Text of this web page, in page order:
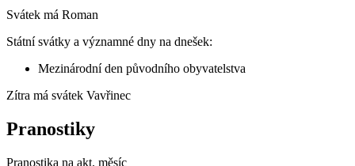
Svátek má Roman
Státní svátky a významné dny na dnešek:
Mezinárodní den původního obyvatelstva
Zítra má svátek Vavřinec
Pranostiky
Pranostika na akt. měsíc